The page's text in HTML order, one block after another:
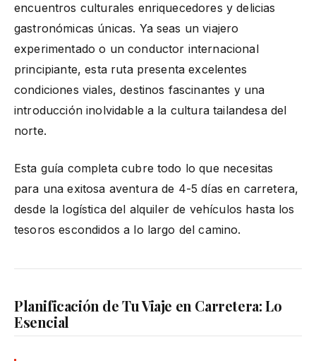
encuentros culturales enriquecedores y delicias
gastronómicas únicas. Ya seas un viajero
experimentado o un conductor internacional
principiante, esta ruta presenta excelentes
condiciones viales, destinos fascinantes y una
introducción inolvidable a la cultura tailandesa del
norte.
Esta guía completa cubre todo lo que necesitas
para una exitosa aventura de 4-5 días en carretera,
desde la logística del alquiler de vehículos hasta los
tesoros escondidos a lo largo del camino.
Planificación de Tu Viaje en Carretera: Lo
Esencial